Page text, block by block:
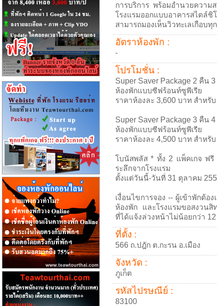
การบริการ พร้อมอำนวยควา
โรงแรมออกแบบอาคารสไต
สามารถมองเห็นวิวทะเลเกือบทุ
อัตราห้องพัก :
-
โปรโมชั่น :
Super Saver Package 2 คืน
ห้องพักแบบซีฟร้อนท์ซูพีเรีย
ราคาห้องละ 3,600 บาท สำหรั
Super Saver Package 3 คืน
ห้องพักแบบซีฟร้อนท์ซูพีเรีย
ราคาห้องละ 4,500 บาท สำหรั
โบนัสพลัส * ทั้ง 2 แพ็คเกจ ฟรี
ระลึกจากโรงแรม
ตั้งแต่วันนี้-วันที่ 31 ตุลาคม
เงื่อนไขการจอง -- ผู้เข้าพักต้อ
ห้องพัก และโรงแรมขอสงวนสิ
ที่ได้แจ้งล่วงหน้าไม่น้อยกว่า
ที่ตั้ง :
566 ถ.ปฎัก ต.กะรน อ.เมือง
จังหวัด :
ภูเก็ต
รหัสไปรษณีย์ :
83100